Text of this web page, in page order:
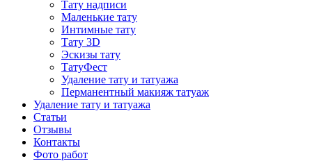
Тату надписи
Маленькие тату
Интимные тату
Тату 3D
Эскизы тату
ТатуФест
Удаление тату и татуажа
Перманентный макияж татуаж
Удаление тату и татуажа
Статьи
Отзывы
Контакты
Фото работ